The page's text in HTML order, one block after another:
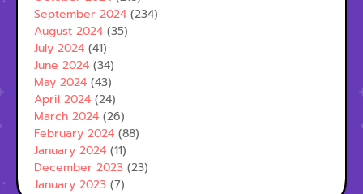
September 2024 (234)
August 2024 (35)
July 2024 (41)
June 2024 (34)
May 2024 (43)
April 2024 (24)
March 2024 (26)
February 2024 (88)
January 2024 (11)
December 2023 (23)
January 2023 (7)